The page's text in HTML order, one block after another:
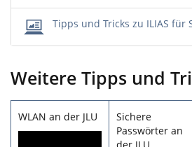
Tipps und Tricks zu ILIAS für
Weitere Tipps und
WLAN an der JLU
Sichere
Passwörter an